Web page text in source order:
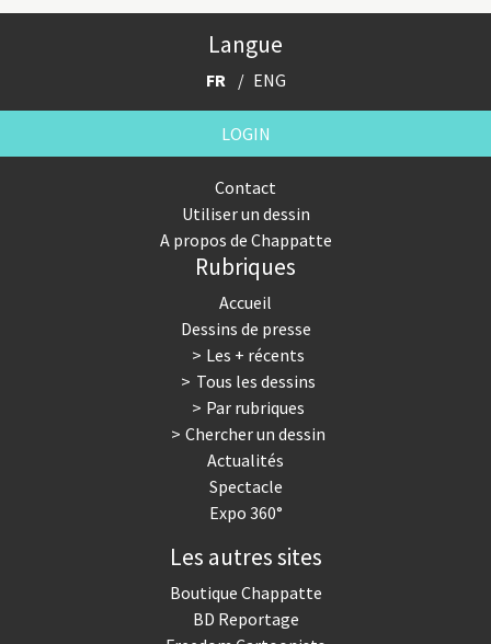
Langue
FR ENG
LOGIN
Contact
Utiliser un dessin
A propos de Chappatte
Rubriques
Accueil
Dessins de presse
Les + récents
Tous les dessins
Par rubriques
Chercher un dessin
Actualités
Spectacle
Expo 360°
Les autres sites
Boutique Chappatte
BD Reportage